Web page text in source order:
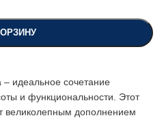
идеальное сочетание
и функциональности. Этот
великолепным дополнением